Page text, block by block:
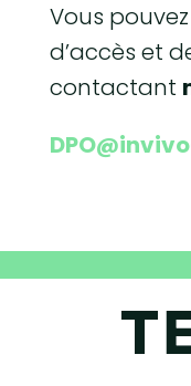
Vous
d’accès et
contactant